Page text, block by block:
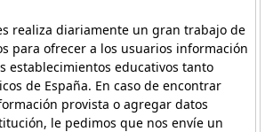
realiza diariamente un gran trabajo de
para ofrecer a los usuarios información
establecimientos educativos tanto
de España. En caso de encontrar
provista o agregar datos
le pedimos que nos envíe un